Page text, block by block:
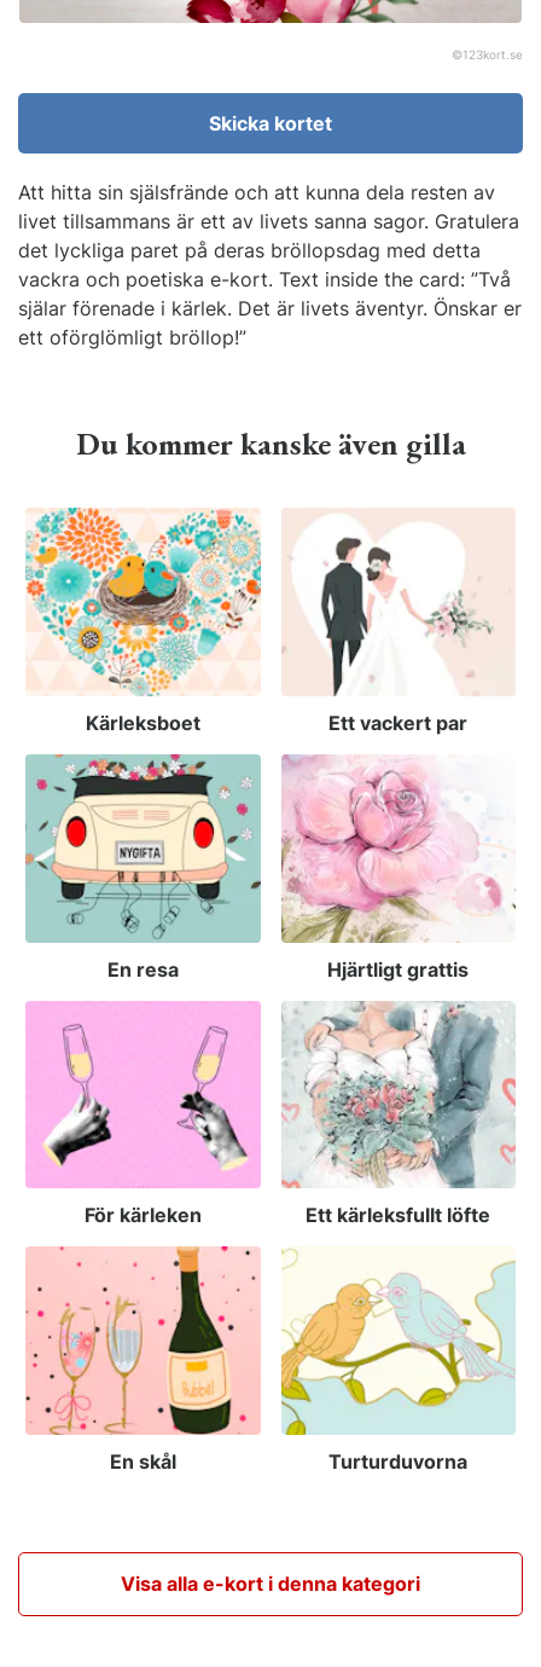
©123kort.se
Skicka kortet
Att hitta sin själsfrände och att kunna dela resten av
livet tillsammans är ett av livets sanna sagor. Gratulera
det lyckliga paret på deras bröllopsdag med detta
vackra och poetiska e-kort. Text inside the card: ”Två
själar förenade i kärlek. Det är livets äventyr. Önskar er
ett oförglömligt bröllop!”
Du kommer kanske även gilla
Kärleksboet Ett vackert par
En resa Hjärtligt grattis
För kärleken Ett kärleksfullt löfte
En skål Turturduvorna
Visa alla e-kort i denna kategori